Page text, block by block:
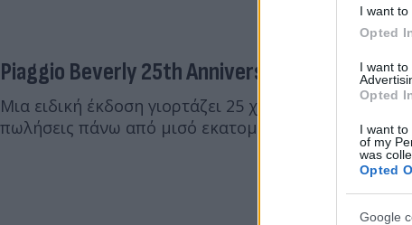
I want to
Opted
I want
Opted
I want
of my
was
Opted
Google
Piaggio Beverly 25th Anniversary
Μια ειδική έκδοση γιορτάζει 25 χρόνια επιτυχίας
πωλήσεις πάνω από μισό εκατομμύριο οχημάτων